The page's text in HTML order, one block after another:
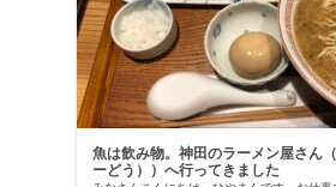
魚は飲み物。神田のラーメン屋さん
ーどう））へ行ってきました